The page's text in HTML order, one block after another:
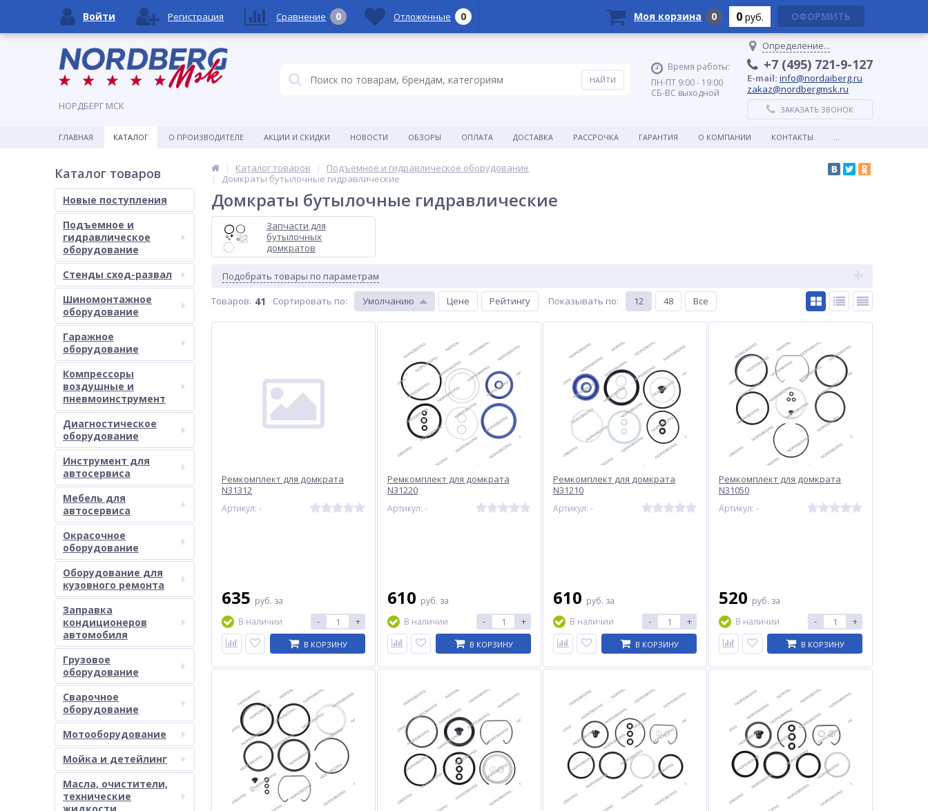
НОРДБЕРГ МСК
Время работы:
ПН-ПТ 9:00 - 19:00
СБ-ВС выходной
Определение...
+7 (495) 721-9-127
E-mail: info@nordaiberg.ru
zakaz@nordbergmsk.ru
ЗАКАЗАТЬ ЗВОНОК
ГЛАВНАЯ КАТАЛОГ О ПРОИЗВОДИТЕЛЕ АКЦИИ И СКИДКИ НОВОСТИ ОБЗОРЫ ОПЛАТА ДОСТАВКА РАССРОЧКА ГАРАНТИЯ О КОМПАНИИ КОНТАКТЫ ...
Каталог товаров
Новые поступления
Подъемное и
гидравлическое
оборудование
Стенды сход-развал
Шиномонтажное
оборудование
Гаражное
оборудование
Компрессоры
воздушные и
пневмоинструмент
Диагностическое
оборудование
Инструмент для
автосервиса
Мебель для
автосервиса
Окрасочное
оборудование
Оборудование для
кузовного ремонта
Заправка
кондиционеров
автомобиля
Грузовое
оборудование
Сварочное
оборудование
Мотооборудование
Мойка и детейлинг
Масла, очистители,
технические
Каталог товаров
Подъемное и гидравлическое оборудование
Домкраты бутылочные гидравлические
Домкраты бутылочные гидравлические
Запчасти для
бутылочных
домкратов
Подобрать товары по параметрам
Товаров: 41 Сортировать по: Умолчанию Цене Рейтингу Показывать по: 12 48 Все
Ремкомплект для домкрата
N31312
Артикул: -
635 руб. за
В наличии
- +
В КОРЗИНУ
Ремкомплект для домкрата
N31220
Артикул: -
610 руб. за
В наличии
- +
В КОРЗИНУ
Ремкомплект для домкрата
N31210
Артикул: -
610 руб. за
В наличии
- +
В КОРЗИНУ
Ремкомплект для домкрата
N31050
Артикул: -
520 руб. за
В наличии
- +
В КОРЗИНУ
Войти Регистрация Сравнение 0 Отложенные 0 Моя корзина 0 0 руб. ОФОРМИТЬ